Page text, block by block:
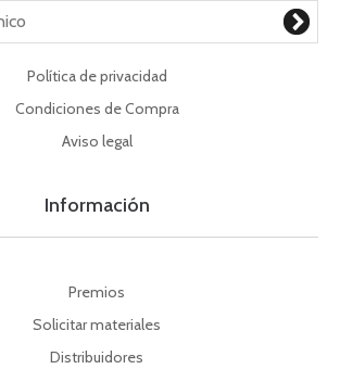
Política de privacidad
Condiciones de Compra
Aviso legal
Información
Premios
Solicitar materiales
Distribuidores